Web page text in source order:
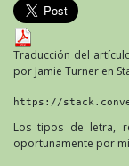
Traducción del
por Jamie Turner en
https://
Los tipos de letra,
oportunamente por